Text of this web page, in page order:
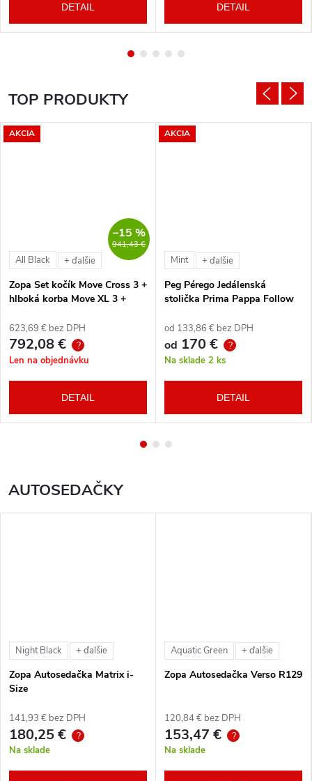
DETAIL DETAIL
TOP PRODUKTY
AKCIA
941,43 €
–15 %
All Black + ďalšie
Zopa Set kočík Move Cross 3 +
hlboká korba Move XL 3 +
vlastného výberu + báza
623,69 € bez DPH
792,08 € ?
Len na objednávku
DETAIL
AKCIA
Mint + ďalšie
Peg Pérego Jedálenská
stolička Prima Pappa Follow
od 133,86 € bez DPH
od 170 € ?
Na sklade 2 ks
DETAIL
AUTOSEDAČKY
Night Black + ďalšie
Zopa Autosedačka Matrix i-
Size
141,93 € bez DPH
180,25 € ?
Na sklade
Aquatic Green + ďalšie
Zopa Autosedačka Verso R129
120,84 € bez DPH
153,47 € ?
Na sklade